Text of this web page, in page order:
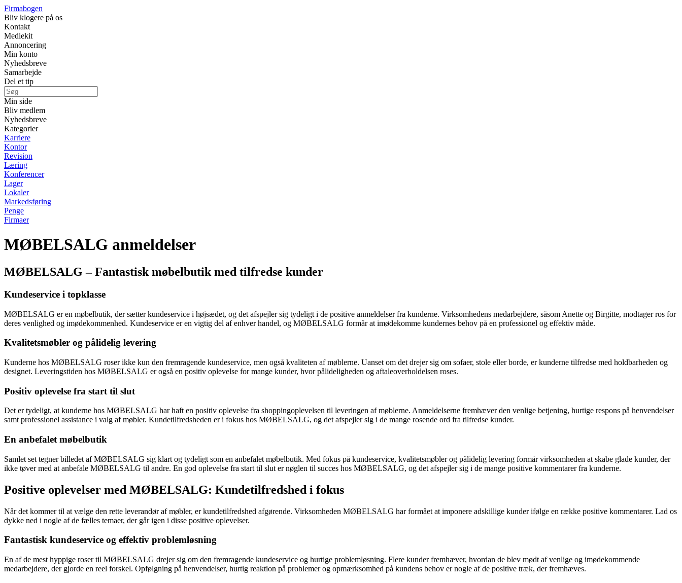
Firmabogen
Bliv klogere på os
Kontakt
Mediekit
Annoncering
Min konto
Nyhedsbreve
Samarbejde
Del et tip
Min side
Bliv medlem
Nyhedsbreve
Kategorier
Karriere
Kontor
Revision
Læring
Konferencer
Lager
Lokaler
Markedsføring
Penge
Firmaer
MØBELSALG anmeldelser
MØBELSALG – Fantastisk møbelbutik med tilfredse kunder
Kundeservice i topklasse
MØBELSALG er en møbelbutik, der sætter kundeservice i højsædet, og det afspejler sig tydeligt i de positive anmeldelser fra kunderne. Virksomhedens medarbejdere, såsom Anette og Birgitte, modtager ros for
deres venlighed og imødekommenhed. Kundeservice er en vigtig del af enhver handel, og MØBELSALG formår at imødekomme kundernes behov på en professionel og effektiv måde.
Kvalitetsmøbler og pålidelig levering
Kunderne hos MØBELSALG roser ikke kun den fremragende kundeservice, men også kvaliteten af møblerne. Uanset om det drejer sig om sofaer, stole eller borde, er kunderne tilfredse med holdbarheden og
designet. Leveringstiden hos MØBELSALG er også en positiv oplevelse for mange kunder, hvor pålideligheden og aftaleoverholdelsen roses.
Positiv oplevelse fra start til slut
Det er tydeligt, at kunderne hos MØBELSALG har haft en positiv oplevelse fra shoppingoplevelsen til leveringen af møblerne. Anmeldelserne fremhæver den venlige betjening, hurtige respons på henvendelser
samt professionel assistance i valg af møbler. Kundetilfredsheden er i fokus hos MØBELSALG, og det afspejler sig i de mange rosende ord fra tilfredse kunder.
En anbefalet møbelbutik
Samlet set tegner billedet af MØBELSALG sig klart og tydeligt som en anbefalet møbelbutik. Med fokus på kundeservice, kvalitetsmøbler og pålidelig levering formår virksomheden at skabe glade kunder, der
ikke tøver med at anbefale MØBELSALG til andre. En god oplevelse fra start til slut er nøglen til succes hos MØBELSALG, og det afspejler sig i de mange positive kommentarer fra kunderne.
Positive oplevelser med MØBELSALG: Kundetilfredshed i fokus
Når det kommer til at vælge den rette leverandør af møbler, er kundetilfredshed afgørende. Virksomheden MØBELSALG har formået at imponere adskillige kunder ifølge en række positive kommentarer. Lad os
dykke ned i nogle af de fælles temaer, der går igen i disse positive oplevelser.
Fantastisk kundeservice og effektiv problemløsning
En af de mest hyppige roser til MØBELSALG drejer sig om den fremragende kundeservice og hurtige problemløsning. Flere kunder fremhæver, hvordan de blev mødt af venlige og imødekommende
medarbejdere, der gjorde en reel forskel. Opfølgning på henvendelser, hurtig reaktion på problemer og opmærksomhed på kundens behov er nogle af de positive træk, der fremhæves.